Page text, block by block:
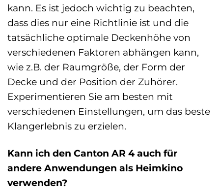
kann. Es ist jedoch wichtig zu beachten,
dass dies nur eine Richtlinie ist und die
tatsächliche optimale Deckenhöhe von
verschiedenen Faktoren abhängen kann,
wie z.B. der Raumgröße, der Form der
Decke und der Position der Zuhörer.
Experimentieren Sie am besten mit
verschiedenen Einstellungen, um das beste
Klangerlebnis zu erzielen.
Kann ich den Canton AR 4 auch für
andere Anwendungen als Heimkino
verwenden?